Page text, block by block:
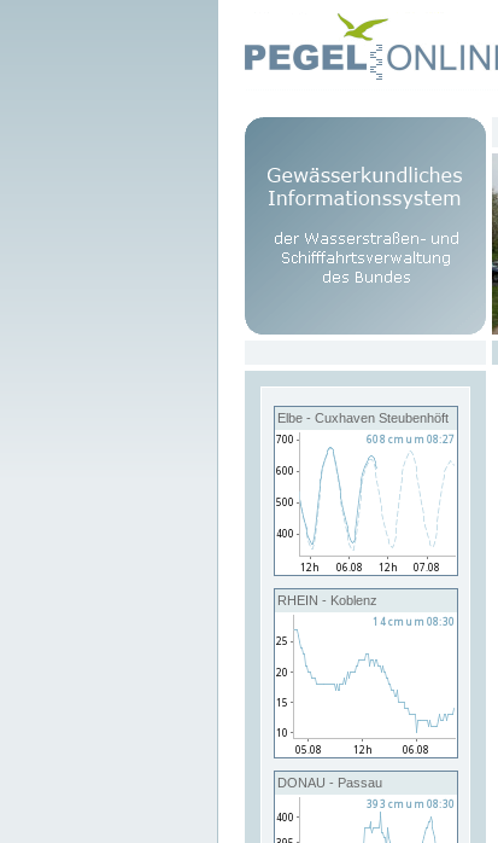
Elbe - Cuxhaven Steubenhöft
RHEIN - Koblenz
DONAU - Passau